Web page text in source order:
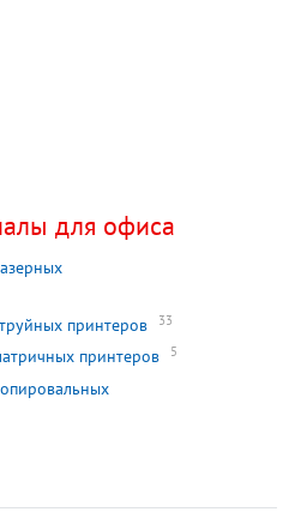
для офиса
принтеров 33
принтеров 5